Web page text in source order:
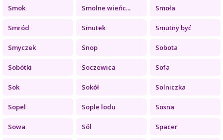
Smok Smolne wieńc... Smoła
Smród Smutek Smutny być
Smyczek Snop Sobota
Sobótki Soczewica Sofa
Sok Sokół Solniczka
Sopel Sople lodu Sosna
Sowa Sól Spacer